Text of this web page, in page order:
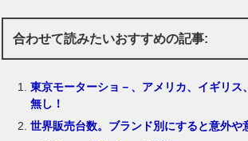
合わせて読みたいおすすめの記事:
東京モーターショ－、アメリカ、イギリス
無し！
世界販売台数。ブランド別にすると意外や